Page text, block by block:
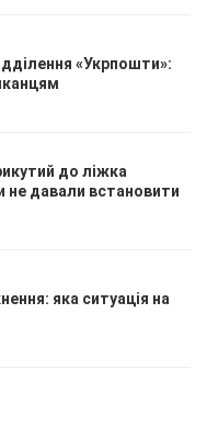
«Укрпошти»:
до ліжка
не давали встановити
яка ситуація на